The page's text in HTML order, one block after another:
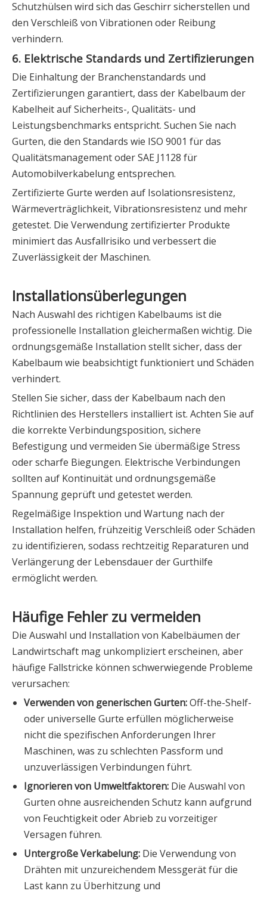
Schutzhülsen wird sich das Geschirr sicherstellen und
den Verschleiß von Vibrationen oder Reibung
verhindern.
6. Elektrische Standards und Zertifizierungen
Die Einhaltung der Branchenstandards und
Zertifizierungen garantiert, dass der Kabelbaum der
Kabelheit auf Sicherheits-, Qualitäts- und
Leistungsbenchmarks entspricht. Suchen Sie nach
Gurten, die den Standards wie ISO 9001 für das
Qualitätsmanagement oder SAE J1128 für
Automobilverkabelung entsprechen.
Zertifizierte Gurte werden auf Isolationsresistenz,
Wärmeverträglichkeit, Vibrationsresistenz und mehr
getestet. Die Verwendung zertifizierter Produkte
minimiert das Ausfallrisiko und verbessert die
Zuverlässigkeit der Maschinen.
Installationsüberlegungen
Nach Auswahl des richtigen Kabelbaums ist die
professionelle Installation gleichermaßen wichtig. Die
ordnungsgemäße Installation stellt sicher, dass der
Kabelbaum wie beabsichtigt funktioniert und Schäden
verhindert.
Stellen Sie sicher, dass der Kabelbaum nach den
Richtlinien des Herstellers installiert ist. Achten Sie auf
die korrekte Verbindungsposition, sichere
Befestigung und vermeiden Sie übermäßige Stress
oder scharfe Biegungen. Elektrische Verbindungen
sollten auf Kontinuität und ordnungsgemäße
Spannung geprüft und getestet werden.
Regelmäßige Inspektion und Wartung nach der
Installation helfen, frühzeitig Verschleiß oder Schäden
zu identifizieren, sodass rechtzeitig Reparaturen und
Verlängerung der Lebensdauer der Gurthilfe
ermöglicht werden.
Häufige Fehler zu vermeiden
Die Auswahl und Installation von Kabelbäumen der
Landwirtschaft mag unkompliziert erscheinen, aber
häufige Fallstricke können schwerwiegende Probleme
verursachen:
Verwenden von generischen Gurten:Off-the-Shelf-
oder universelle Gurte erfüllen möglicherweise
nicht die spezifischen Anforderungen Ihrer
Maschinen, was zu schlechten Passform und
unzuverlässigen Verbindungen führt.
Ignorieren von Umweltfaktoren: Die Auswahl von
Gurten ohne ausreichenden Schutz kann aufgrund
von Feuchtigkeit oder Abrieb zu vorzeitiger
Versagen führen.
Untergroße Verkabelung: Die Verwendung von
Drähten mit unzureichendem Messgerät für die
Last kann zu Überhitzung und